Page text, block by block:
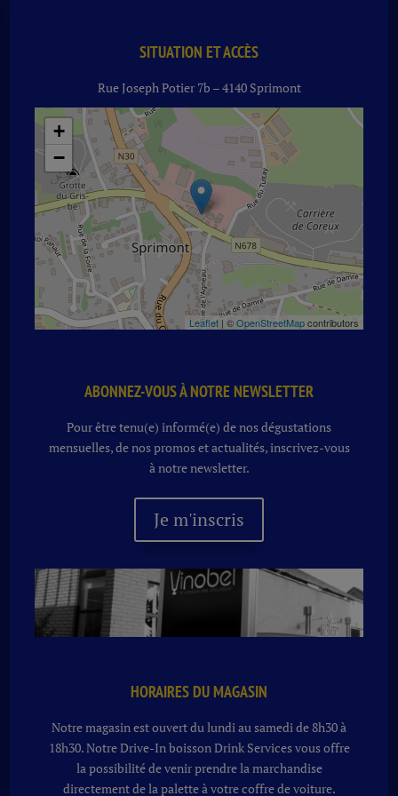
SITUATION ET ACCÈS
Rue Joseph Potier 7b – 4140 Sprimont
+
−
Leaflet| ©OpenStreetMapcontributors
ABONNEZ-VOUS À NOTRE NEWSLETTER
Pour être tenu(e) informé(e) de nos dégustations
mensuelles, de nos promos et actualités, inscrivez-vous
à notre newsletter.
Je m'inscris
HORAIRES DU MAGASIN
Notre magasin est ouvert du lundi au samedi de 8h30 à
18h30. NotreDrive-In boissonDrink Services vous offre
la possibilité de venir prendre la marchandise
directement de la palette à votre coffre de voiture.